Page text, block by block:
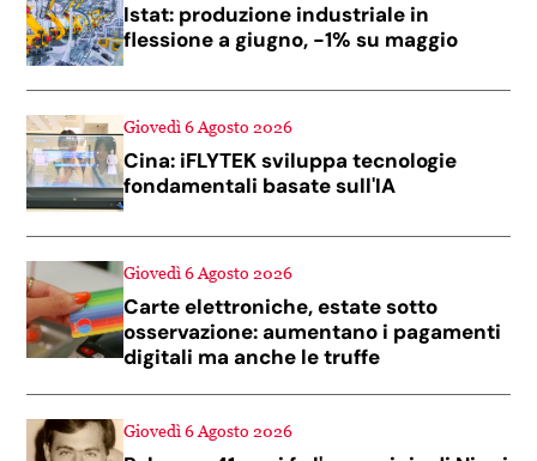
Istat: produzione industriale in
flessione a giugno, -1% su maggio
Giovedì 6 Agosto 2026
Cina: iFLYTEK sviluppa tecnologie
fondamentali basate sull'IA
Giovedì 6 Agosto 2026
Carte elettroniche, estate sotto
osservazione: aumentano i pagamenti
digitali ma anche le truffe
Giovedì 6 Agosto 2026